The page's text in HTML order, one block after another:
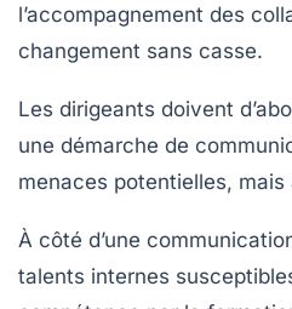
l’accompagnement des
changement sans casse.
Les dirigeants doivent
une démarche de
menaces potentielles,
À côté d’une
talents internes